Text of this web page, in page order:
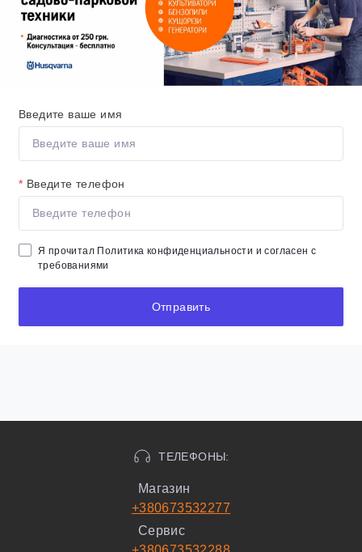
Введите ваше имя
* Введите телефон
Я прочитал Политика конфиденциальности и согласен с
требованиями
Отправить
ТЕЛЕФОНЫ:
Магазин
+380673532277
Сервис